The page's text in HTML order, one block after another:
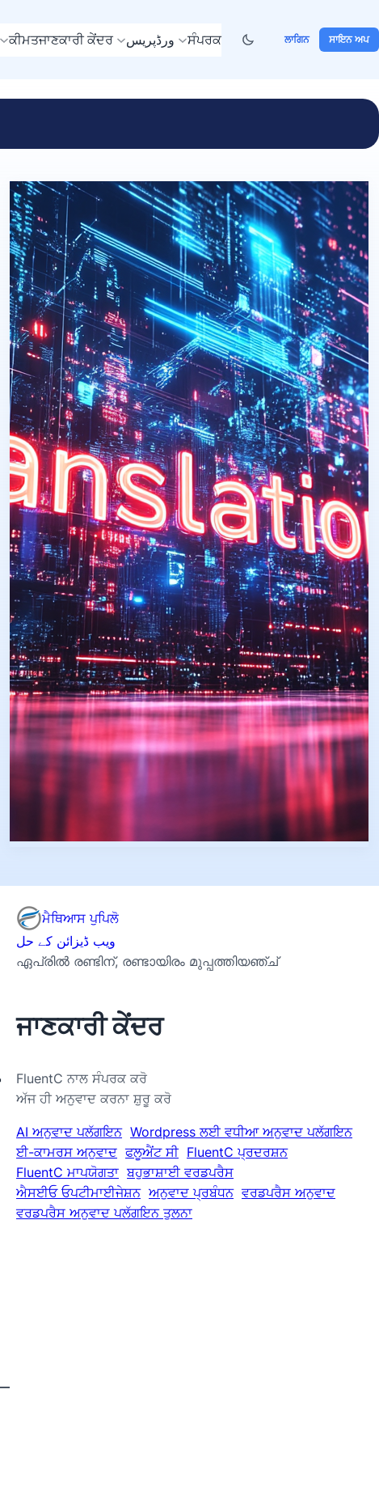
ਕੀਮਤਜਾਣਕਾਰੀ ਕੇਂਦਰ ورڈپریس ਸੰਪਰਕ ਲਾਗਿਨ ਸਾਇਨ ਅਪ
ਮੈਥਿਆਸ ਪੁਪਿਲੋ
ویب ڈیزائن کے حل
ഏപ്രില്‍ രണ്ടിന്, രണ്ടായിരം മുപ്പത്തിയഞ്ച്
ਜਾਣਕਾਰੀ ਕੇਂਦਰ
FluentC ਨਾਲ ਸੰਪਰਕ ਕਰੋ
ਅੱਜ ਹੀ ਅਨੁਵਾਦ ਕਰਨਾ ਸ਼ੁਰੂ ਕਰੋ
AI ਅਨੁਵਾਦ ਪਲੱਗਇਨ Wordpress ਲਈ ਵਧੀਆ ਅਨੁਵਾਦ ਪਲੱਗਇਨ
ਈ-ਕਾਮਰਸ ਅਨੁਵਾਦ ਫਲੂਐਂਟ ਸੀ FluentC ਪ੍ਰਦਰਸ਼ਨ
FluentC ਮਾਪਯੋਗਤਾ ਬਹੁਭਾਸ਼ਾਈ ਵਰਡਪਰੈਸ
ਐਸਈਓ ਓਪਟੀਮਾਈਜੇਸ਼ਨ ਅਨੁਵਾਦ ਪ੍ਰਬੰਧਨ ਵਰਡਪਰੈਸ ਅਨੁਵਾਦ
ਵਰਡਪਰੈਸ ਅਨੁਵਾਦ ਪਲੱਗਇਨ ਤੁਲਨਾ